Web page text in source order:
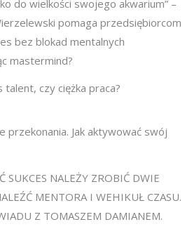
do wielkości swojego akwarium” –
pomaga przedsiębiorcom
bez blokad mentalnych
mastermind?
talent, czy ciężka praca?
przekonania. Jak aktywować swój
SUKCES NALEŻY ZROBIĆ DWIE
MENTORA I WEHIKUŁ CZASU.
Z TOMASZEM DAMIANEM.